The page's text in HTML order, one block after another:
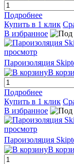
Подробнее
Купить в 1 клик
В избранное
просмотр
Пароизоляция
В
Подробнее
Купить в 1 клик
В избранное
просмотр
Пароизоляция
В